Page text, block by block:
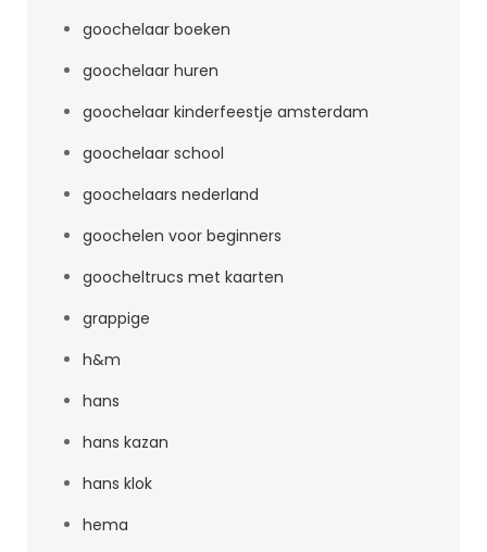
goochelaar boeken
goochelaar huren
goochelaar kinderfeestje amsterdam
goochelaar school
goochelaars nederland
goochelen voor beginners
goocheltrucs met kaarten
grappige
h&m
hans
hans kazan
hans klok
hema